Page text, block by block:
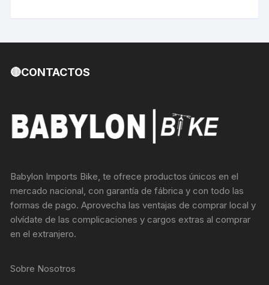
🔴CONTACTOS
Babylon Imports Bike, te ofrece productos únicos en el
mercado nacional, con garantía de fábrica y con todo las
formas de pago. Aprovecha las ventajas de comprar local y
olvídate de las complicaciones y cargos extras al comprar
en el extranjero.
Sobre Nosotros